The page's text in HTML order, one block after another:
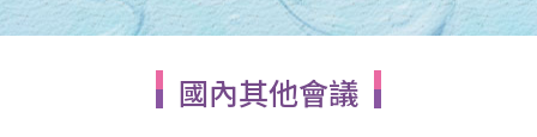
國內其他會議